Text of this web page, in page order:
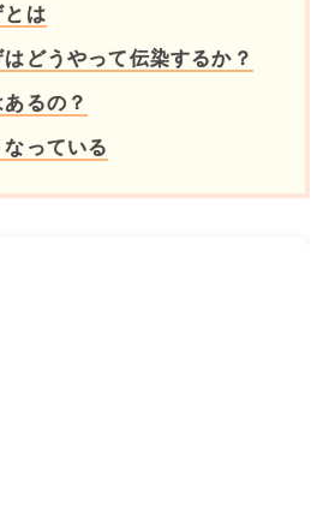
とは
どうやって伝染するか？
るの？
っている